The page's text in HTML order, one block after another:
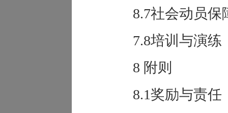
8.7社会动员保
7.8培训与演练
8 附则
8.1奖励与责任